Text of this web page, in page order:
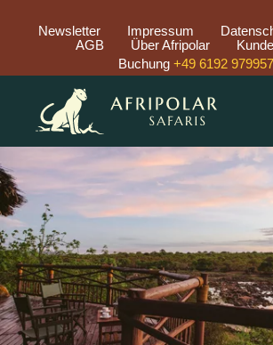
Newsletter Impressum
AGB
Über Afripolar
Buchung +49 6192
Previous